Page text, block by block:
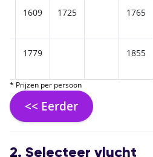
1609 1725 1765
1779 1855
* Prijzen per persoon
<< Eerder
2. Selecteer vlucht